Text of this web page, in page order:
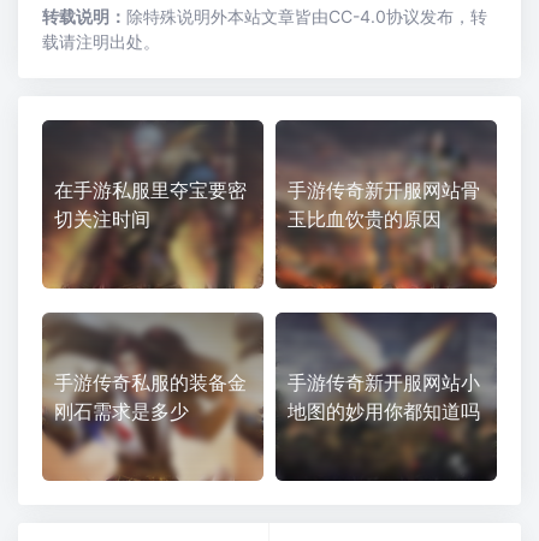
转载说明： 除特殊说明外本站文章皆由CC-4.0协议发布，转
载请注明出处。
在手游私服里夺宝要密
切关注时间
手游传奇新开服网站骨
玉比血饮贵的原因
手游传奇私服的装备金
刚石需求是多少
手游传奇新开服网站小
地图的妙用你都知道吗